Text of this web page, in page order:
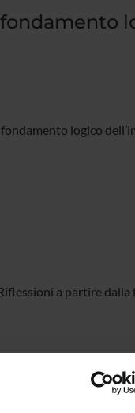
logico
a partire dalla
della teoria hegeliana
Sulla base delle
ai gradi